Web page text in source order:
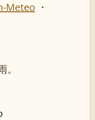
Meteo ・